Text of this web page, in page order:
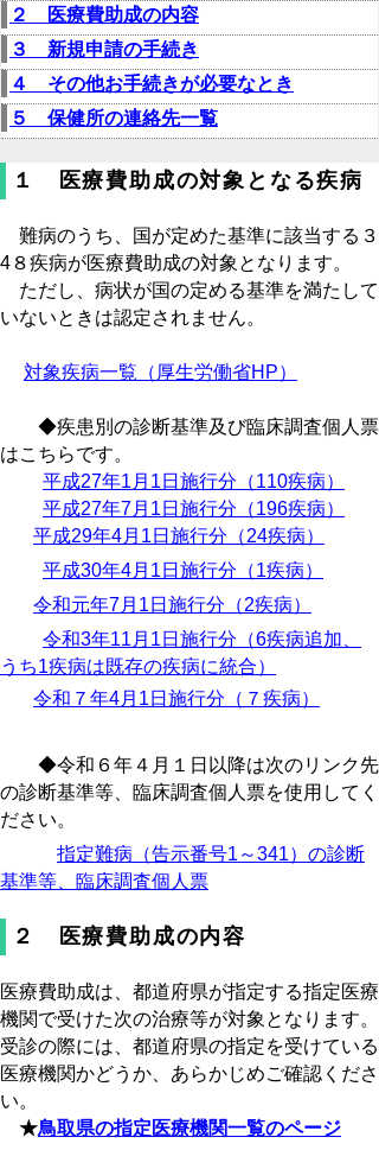
２ 医療費助成の内容
３ 新規申請の手続き
４ その他お手続きが必要なとき
５ 保健所の連絡先一覧
１ 医療費助成の対象となる疾病
難病のうち、国が定めた基準に該当する３
4８疾病が医療費助成の対象となります。
ただし、病状が国の定める基準を満たして
いないときは認定されません。
対象疾病一覧（厚生労働省HP）
◆疾患別の診断基準及び臨床調査個人票
はこちらです。
平成27年1月1日施行分（110疾病）
平成27年7月1日施行分（196疾病）
平成29年4月1日施行分（24疾病）
平成30年4月1日施行分（1疾病）
令和元年7月1日施行分（2疾病）
令和3年11月1日施行分（6疾病追加、
うち1疾病は既存の疾病に統合）
令和７年4月1日施行分（７疾病）
◆令和６年４月１日以降は次のリンク先
の診断基準等、臨床調査個人票を使用してく
ださい。
指定難病（告示番号1～341）の診断
基準等、臨床調査個人票
２ 医療費助成の内容
医療費助成は、都道府県が指定する指定医療
機関で受けた次の治療等が対象となります。
受診の際には、都道府県の指定を受けている
医療機関かどうか、あらかじめご確認くださ
い。
★鳥取県の指定医療機関一覧のページ